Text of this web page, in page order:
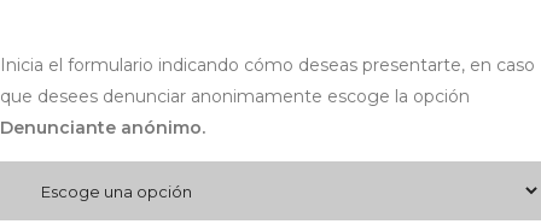
Inicia el formulario indicando cómo deseas presentarte, en caso
que desees denunciar anonimamente escoge la opción
Denunciante anónimo.